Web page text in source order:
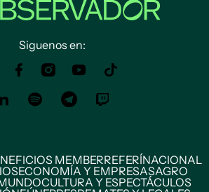
Siguenos en:
MEMBERREFERÍNACIONAL
ECONOMÍA Y EMPRESASAGRO
CULTURA Y ESPECTÁCULOS